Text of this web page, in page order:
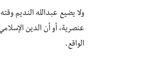
ولا يضيع عبدالله النديم
عنصرية، أو أن الدين
الواقع.